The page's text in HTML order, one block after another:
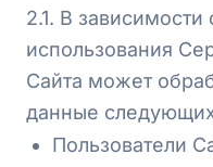
2.1. В зависимости
использования
Сайта может
данные
Пользователи